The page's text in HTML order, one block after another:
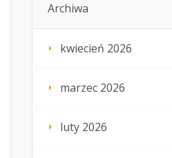
Archiwa
kwiecień 2026
marzec 2026
luty 2026